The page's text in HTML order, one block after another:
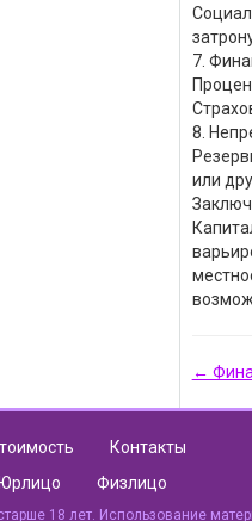
7.
8.
или
←
Контакты
Юрлицо Физлицо
18 лет. Использование